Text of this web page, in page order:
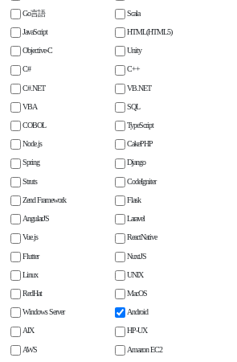
Go言語 Scala
JavaScript HTML(HTML5)
Objective-C Unity
C# C++
C#.NET VB.NET
VBA SQL
COBOL TypeScript
Node.js CakePHP
Spring Django
Struts CodeIgniter
Zend Framework Flask
AngularJS Laravel
Vue.js ReactNative
Flutter NuxtJS
Linux UNIX
RedHat MacOS
Windows Server Android
AIX HP-UX
AWS Amazon EC2